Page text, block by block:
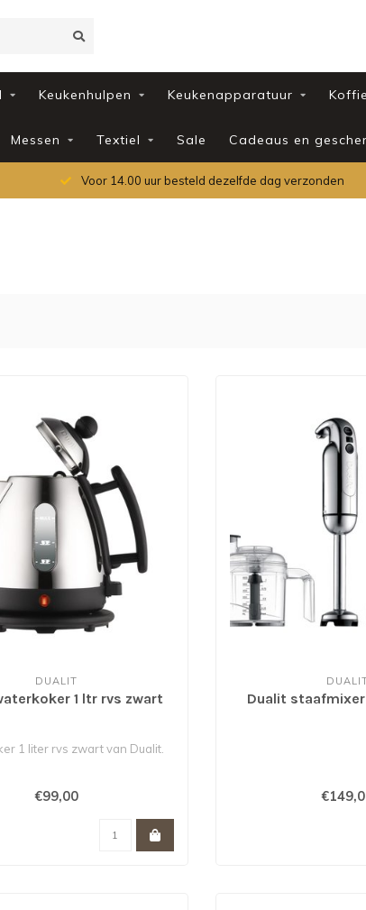
Keukenhulpen Keukenapparatuur Koffie
Messen Textiel Sale Cadeaus en
Voor 14.00 uur besteld dezelfde dag verzonden
DUALIT
1 ltr rvs zwart
1 liter rvs zwart van Dualit.
€99,00
Dualit